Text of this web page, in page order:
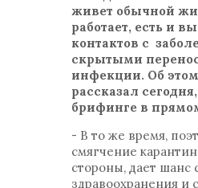
живет обычной
работает, есть и
контактов с
скрытыми
инфекции. Об
рассказал
брифинге в
- В то же время,
смягчение
стороны, дает шанс
здравоохранения и